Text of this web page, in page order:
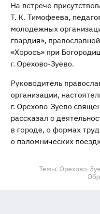
На встрече
Т. К. Тимофеева,
молодежных
гвардия»,
«Хоросъ» при
г. Орехово-Зуево.
Руководитель
организации,
г. Орехово-Зуево
рассказал о
в городе, о формах
о паломнических
Темы: Орехово-